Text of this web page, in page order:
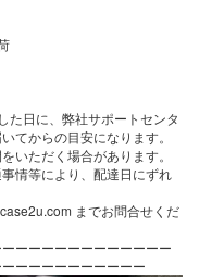
た日に、弊社サポートセンタ
てからの目安になります。
いただく場合があります。
情等により、配達日にずれ
までお問合せくだ
ーーーーーーーーーーーー
ーーーーーーーーーー